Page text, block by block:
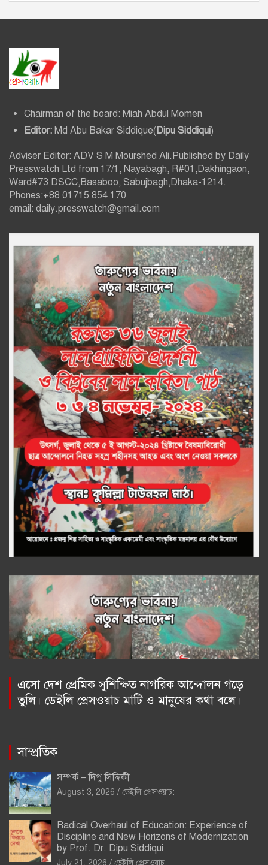
Chairman of the board: Miah Abdul Momen
Editor: Md Abu Bakar Siddique(Dipu Siddiqui)
Adviser Editor: ADV S M Mourshed Ali.Published by Daily
Presswatch Ltd from 17/1, Nayabagh, R#01,Dakhingaon,
Ward#73 DSCC,Basaboo, Sabujbagh,Dhaka-1214.
Phones:+88 01715 854 170
email: daily.presswatch@gmail.com
এসো দেশ প্রেমিক সুশিক্ষিত নাগরিক আন্দোলন গড়ে
তুলি। ডেইলি প্রেসওয়াচ মাটি ও মানুষের কথা বলে।
সাম্প্রতিক
সম্পর্ক – দিপু সিদ্দিকী
August 3, 2026 ডেইলি প্রেসওয়াচ:
Radical Overhaul of Education: Experience of
Discipline and New Horizons of Modernization
by Prof. Dr. Dipu Siddiqui